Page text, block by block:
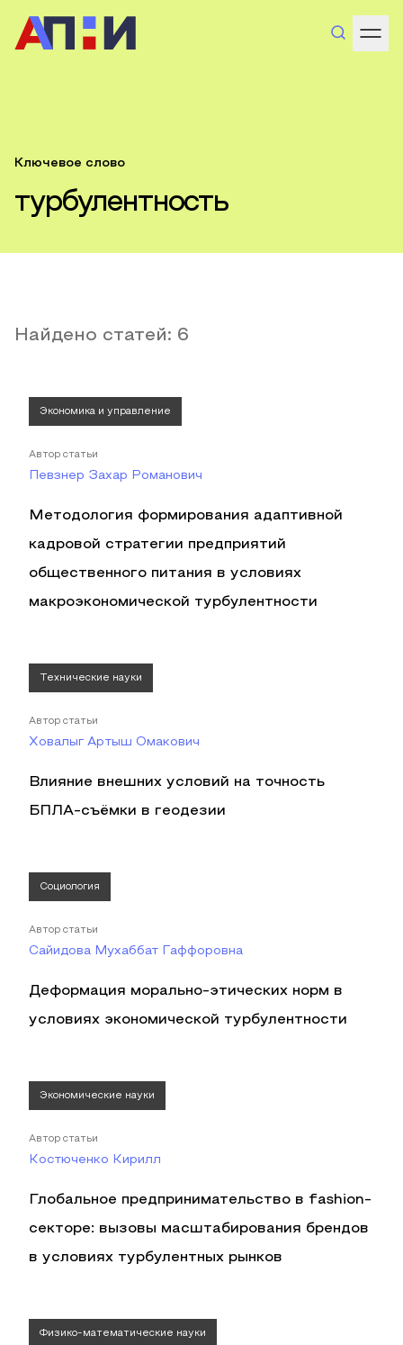
Ключевое слово
турбулентность
Найдено статей: 6
Экономика и управление
Автор статьи
Певзнер Захар Романович
Методология формирования адаптивной
кадровой стратегии предприятий
общественного питания в условиях
макроэкономической турбулентности
Технические науки
Автор статьи
Ховалыг Артыш Омакович
Влияние внешних условий на точность
БПЛА-съёмки в геодезии
Социология
Автор статьи
Сайидова Мухаббат Гаффоровна
Деформация морально-этических норм в
условиях экономической турбулентности
Экономические науки
Автор статьи
Костюченко Кирилл
Глобальное предпринимательство в fashion-
секторе: вызовы масштабирования брендов
в условиях турбулентных рынков
Физико-математические науки